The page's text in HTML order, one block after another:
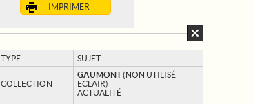
IMPRIMER
TYPE SUJET
COLLECTION
GAUMONT(NON UTILISÉ
ECLAIR)
ACTUALITÉ